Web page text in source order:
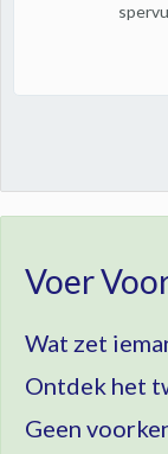
Voer
Wat zet
Ontdek het
Geen